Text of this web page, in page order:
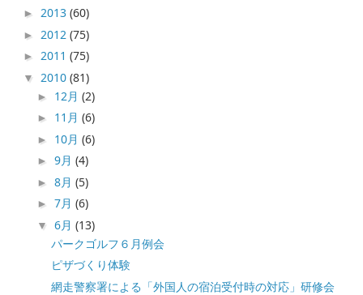
►2013(60)
► 2012(75)
►2011(75)
▼ 2010(81)
► 12月(2)
► 11月(6)
► 10月(6)
►9月(4)
►8月(5)
►7月(6)
▼6月(13)
パークゴルフ６月例会
ピザづくり体験
網走警察署による「外国人の宿泊受付時の対応」研修会